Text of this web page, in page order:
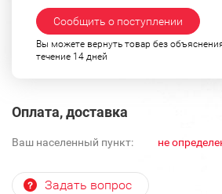
Сообщить о поступлении
Вы можете вернуть товар без
течение 14 дней
Оплата, доставка
Ваш населенный пункт: не
Задать вопрос